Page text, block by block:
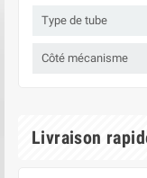
Type de tube
Côté mécanisme
Livraison